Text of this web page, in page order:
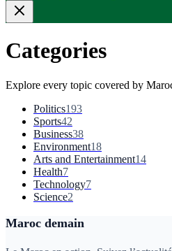
Categories
Explore every topic covered by
Politics193
Sports42
Business38
Environment18
Arts and Entertainment14
Health7
Technology7
Science2
Maroc demain